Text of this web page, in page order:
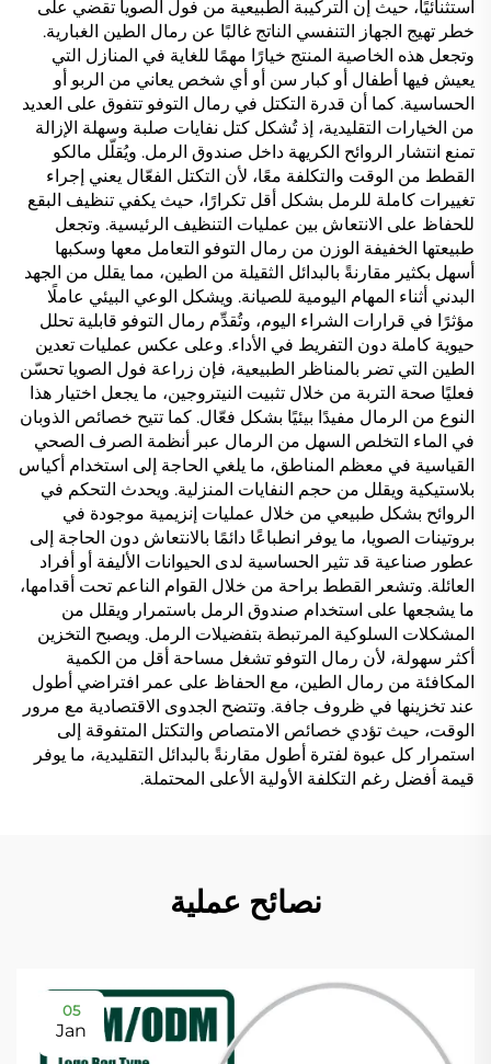
استثنائيًا، حيث إن التركيبة الطبيعية من فول الصويا تقضي على
خطر تهيج الجهاز التنفسي الناتج غالبًا عن رمال الطين الغبارية.
وتجعل هذه الخاصية المنتج خيارًا مهمًا للغاية في المنازل التي
يعيش فيها أطفال أو كبار سن أو أي شخص يعاني من الربو أو
الحساسية. كما أن قدرة التكتل في رمال التوفو تتفوق على العديد
من الخيارات التقليدية، إذ تُشكل كتل نفايات صلبة وسهلة الإزالة
تمنع انتشار الروائح الكريهة داخل صندوق الرمل. ويُقلّل مالكو
القطط من الوقت والتكلفة معًا، لأن التكتل الفعّال يعني إجراء
تغييرات كاملة للرمل بشكل أقل تكرارًا، حيث يكفي تنظيف البقع
للحفاظ على الانتعاش بين عمليات التنظيف الرئيسية. وتجعل
طبيعتها الخفيفة الوزن من رمال التوفو التعامل معها وسكبها
أسهل بكثير مقارنةً بالبدائل الثقيلة من الطين، مما يقلل من الجهد
البدني أثناء المهام اليومية للصيانة. ويشكل الوعي البيئي عاملًا
مؤثرًا في قرارات الشراء اليوم، وتُقدِّم رمال التوفو قابلية تحلل
حيوية كاملة دون التفريط في الأداء. وعلى عكس عمليات تعدين
الطين التي تضر بالمناظر الطبيعية، فإن زراعة فول الصويا تحسّن
فعليًا صحة التربة من خلال تثبيت النيتروجين، ما يجعل اختيار هذا
النوع من الرمال مفيدًا بيئيًا بشكل فعّال. كما تتيح خصائص الذوبان
في الماء التخلص السهل من الرمال عبر أنظمة الصرف الصحي
القياسية في معظم المناطق، ما يلغي الحاجة إلى استخدام أكياس
بلاستيكية ويقلل من حجم النفايات المنزلية. ويحدث التحكم في
الروائح بشكل طبيعي من خلال عمليات إنزيمية موجودة في
بروتينات الصويا، ما يوفر انطباعًا دائمًا بالانتعاش دون الحاجة إلى
عطور صناعية قد تثير الحساسية لدى الحيوانات الأليفة أو أفراد
العائلة. وتشعر القطط براحة من خلال القوام الناعم تحت أقدامها،
ما يشجعها على استخدام صندوق الرمل باستمرار ويقلل من
المشكلات السلوكية المرتبطة بتفضيلات الرمل. ويصبح التخزين
أكثر سهولة، لأن رمال التوفو تشغل مساحة أقل من الكمية
المكافئة من رمال الطين، مع الحفاظ على عمر افتراضي أطول
عند تخزينها في ظروف جافة. وتتضح الجدوى الاقتصادية مع مرور
الوقت، حيث تؤدي خصائص الامتصاص والتكتل المتفوقة إلى
استمرار كل عبوة لفترة أطول مقارنةً بالبدائل التقليدية، ما يوفر
قيمة أفضل رغم التكلفة الأولية الأعلى المحتملة.
نصائح عملية
05
Jan